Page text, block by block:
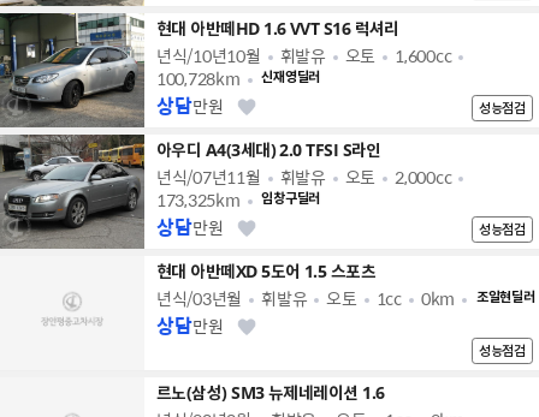
현대 아반떼HD 1.6 VVT S16 럭셔리
년식/10년10월 휘발유 오토
1,600cc
100,728km
신재영딜러
성능점검
상담만원
아우디 A4(3세대) 2.0 TFSI S라인
년식/07년11월 휘발유 오토
2,000cc
173,325km
임창구딜러
성능점검
상담만원
현대 아반떼XD 5도어 1.5 스포츠
년식/03년월 휘발유 오토 1cc 0km 조일현딜러
성능점검
상담만원
르노(삼성) SM3 뉴제네레이션 1.6